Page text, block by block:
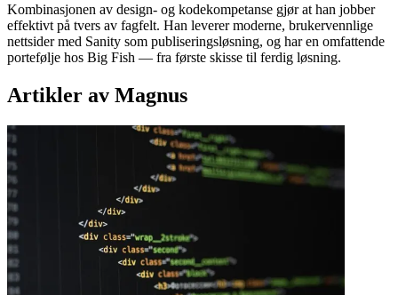
Kombinasjonen av design- og kodekompetanse gjør at han jobber
effektivt på tvers av fagfelt. Han leverer moderne, brukervennlige
nettsider med Sanity som publiseringsløsning, og har en omfattende
portefølje hos Big Fish — fra første skisse til ferdig løsning.
Artikler av Magnus